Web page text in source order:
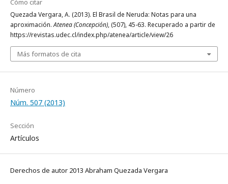
Cómo citar
Quezada Vergara, A. (2013). El Brasil de Neruda: Notas para una
aproximación.Atenea (Concepción), (507), 45-63. Recuperado a partir de
https://revistas.udec.cl/index.php/atenea/article/view/26
Más formatos de cita
Número
Núm. 507 (2013)
Sección
Artículos
Derechos de autor 2013 Abraham Quezada Vergara